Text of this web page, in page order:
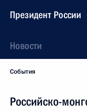
Президент России
Новости
События
Российско-